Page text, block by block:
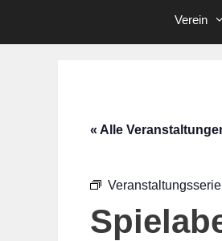
Verein
« Alle